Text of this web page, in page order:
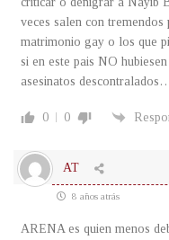
veces salen con
matrimonio gay o los que
si en este pais NO
asesinatos descontralados
0 0
AT
8 años atrás
ARENA es quien menos